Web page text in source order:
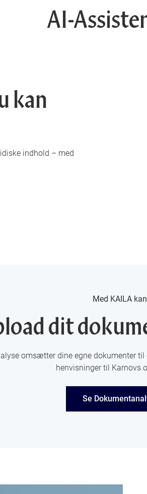
AI-
kan
indhold – med
Med KAILA
dit
omsætter dine egne dokumenter
henvisninger til Karnovs
Se